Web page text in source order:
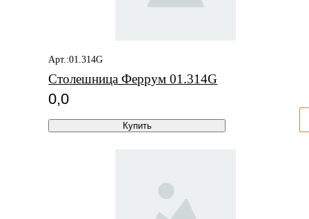
Арт.:01.314G
Столешница Феррум 01.314G
0,0
Купить